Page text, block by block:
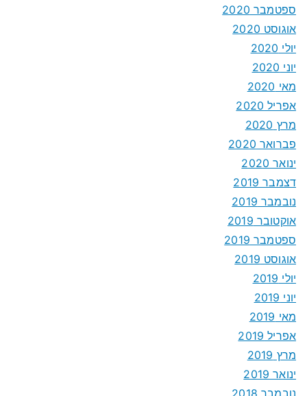
ספטמבר 2020
אוגוסט 2020
יולי 2020
יוני 2020
מאי 2020
אפריל 2020
מרץ 2020
פברואר 2020
ינואר 2020
דצמבר 2019
נובמבר 2019
אוקטובר 2019
ספטמבר 2019
אוגוסט 2019
יולי 2019
יוני 2019
מאי 2019
אפריל 2019
מרץ 2019
ינואר 2019
נובמבר 2018